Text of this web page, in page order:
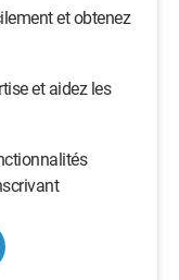
et obtenez
et aidez les